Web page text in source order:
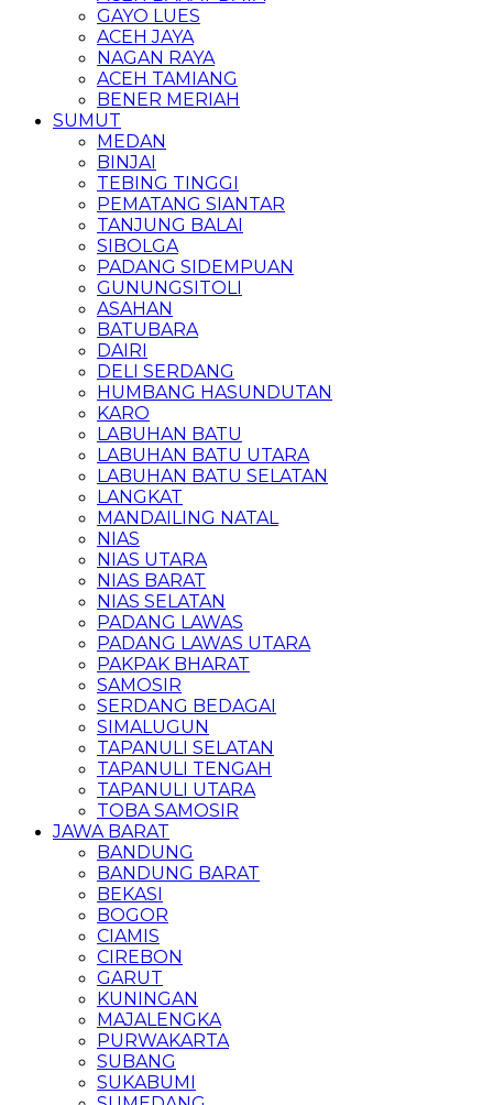
GAYO LUES
ACEH JAYA
NAGAN RAYA
ACEH TAMIANG
BENER MERIAH
SUMUT
MEDAN
BINJAI
TEBING TINGGI
PEMATANG SIANTAR
TANJUNG BALAI
SIBOLGA
PADANG SIDEMPUAN
GUNUNGSITOLI
ASAHAN
BATUBARA
DAIRI
DELI SERDANG
HUMBANG HASUNDUTAN
KARO
LABUHAN BATU
LABUHAN BATU UTARA
LABUHAN BATU SELATAN
LANGKAT
MANDAILING NATAL
NIAS
NIAS UTARA
NIAS BARAT
NIAS SELATAN
PADANG LAWAS
PADANG LAWAS UTARA
PAKPAK BHARAT
SAMOSIR
SERDANG BEDAGAI
SIMALUGUN
TAPANULI SELATAN
TAPANULI TENGAH
TAPANULI UTARA
TOBA SAMOSIR
JAWA BARAT
BANDUNG
BANDUNG BARAT
BEKASI
BOGOR
CIAMIS
CIREBON
GARUT
KUNINGAN
MAJALENGKA
PURWAKARTA
SUBANG
SUKABUMI